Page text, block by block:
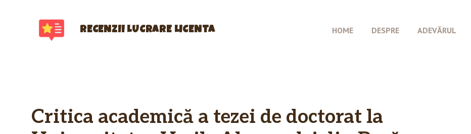
RECENZII LUCRARE LICENTA HOME DESPRE ADEVĂRUL
Critica academică a tezei de doctorat la